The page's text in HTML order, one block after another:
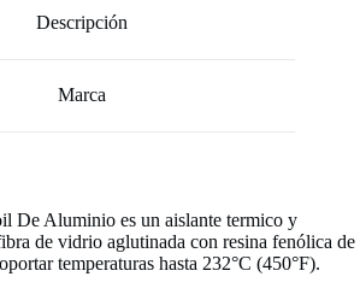
Descripción
Marca
De Aluminio es un aislante termico y
de vidrio aglutinada con resina fenólica de
temperaturas hasta 232°C (450°F).